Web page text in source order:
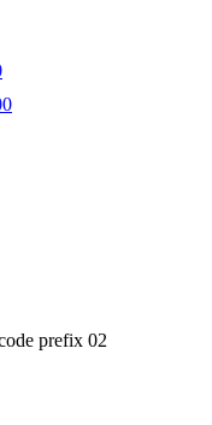
prefix 02